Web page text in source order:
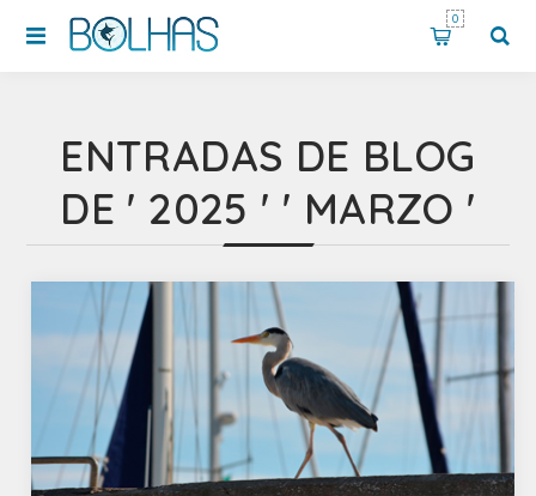
0
ENTRADAS DE BLOG
DE ' 2025 ' ' MARZO '